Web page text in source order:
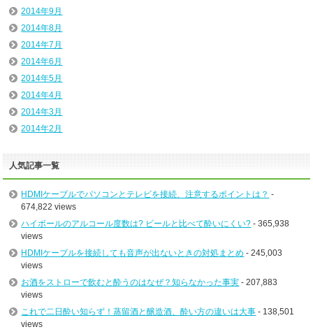
2014年9月
2014年8月
2014年7月
2014年6月
2014年5月
2014年4月
2014年3月
2014年2月
人気記事一覧
HDMIケーブルでパソコンとテレビを接続、注意するポイントは？ -
674,822 views
ハイボールのアルコール度数は? ビールと比べて酔いにくい? - 365,938
views
HDMIケーブルを接続しても音声が出ないときの対処まとめ - 245,003
views
お酒をストローで飲むと酔うのはなぜ？知らなかった事実 - 207,883
views
これで二日酔い知らず！蒸留酒と醸造酒、酔い方の違いは大事 - 138,501
views